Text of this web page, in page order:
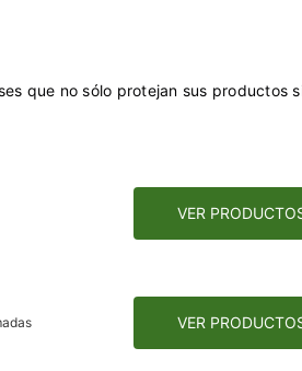
que no sólo protejan sus productos
VER
VER